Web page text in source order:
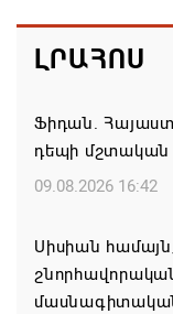
ԼՐԱՀՈՍ
Ֆիդան.
դեպի
09.08.2026 16:42
Սիսիան